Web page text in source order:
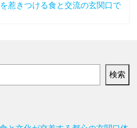
惹きつける食と交流の玄関口で
検索